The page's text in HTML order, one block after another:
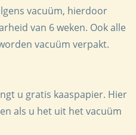
vacuüm, hierdoor
van 6 weken. Ook alle
vacuüm verpakt.
u gratis kaaspapier. Hier
als u het uit het vacuüm